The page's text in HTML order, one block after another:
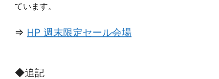
ています。
⇒ HP 週末限定セール会場
◆追記